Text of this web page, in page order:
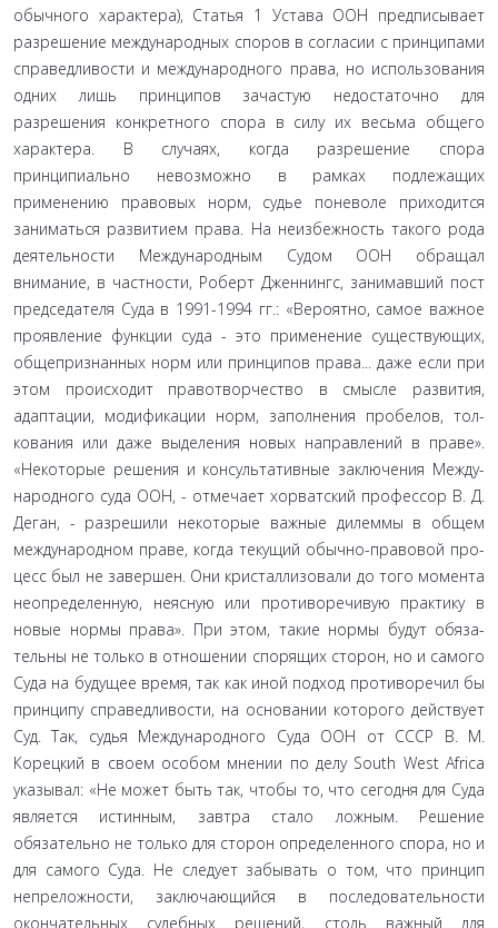
обычного характера), Статья 1 Устава ООН предписывает
разрешение между­народных споров в согласии с принципами
справедливости и международного права, но использования
одних лишь прин­ципов зачастую недостаточно для
разрешения конкретного спора в силу их весьма общего
характера. В случаях, когда разрешение спора
принципиально невозможно в рамках под­лежащих
применению правовых норм, судье поневоле при­ходится
заниматься развитием права. На неизбежность тако­го рода
деятельности Международным Судом ООН обращал
внимание, в частности, Роберт Дженнингс, занимавший пост
председателя Суда в 1991-1994 гг.: «Вероятно, самое важное
проявление функции суда - это применение существующих,
общепризнанных норм или принципов права... даже если при
этом происходит правотворчество в смысле развития,
адаптации, модификации норм, заполнения пробелов, тол­
кования или даже выделения новых направлений в праве».
«Некоторые решения и консультативные заключения Между­
народного суда ООН, - отмечает хорватский профессор В. Д.
Деган, - разрешили некоторые важные дилеммы в общем
международном праве, когда текущий обычно-правовой про­
цесс был не завершен. Они кристаллизовали до того момента
неопределенную, неясную или противоречивую практику в
новые нормы права». При этом, такие нормы будут обяза­
тельны не только в отношении спорящих сторон, но и самого
Суда на будущее время, так как иной подход противоречил бы
принципу справедливости, на основании которого действу­ет
Суд. Так, судья Международного Суда ООН от СССР В. М.
Корецкий в своем особом мнении по делу South West Africa
указывал: «Не может быть так, чтобы то, что сегодня для Суда
является истинным, завтра стало ложным. Решение
обязатель­но не только для сторон определенного спора, но и
для самого Суда. Не следует забывать о том, что принцип
непреложно­сти, заключающийся в последовательности
окончательных су­дебных решений, столь важный для